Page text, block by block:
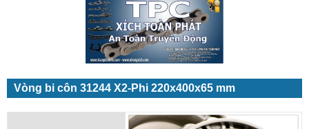
Vòng bi côn 31244 X2-Phi 220x400x65 mm